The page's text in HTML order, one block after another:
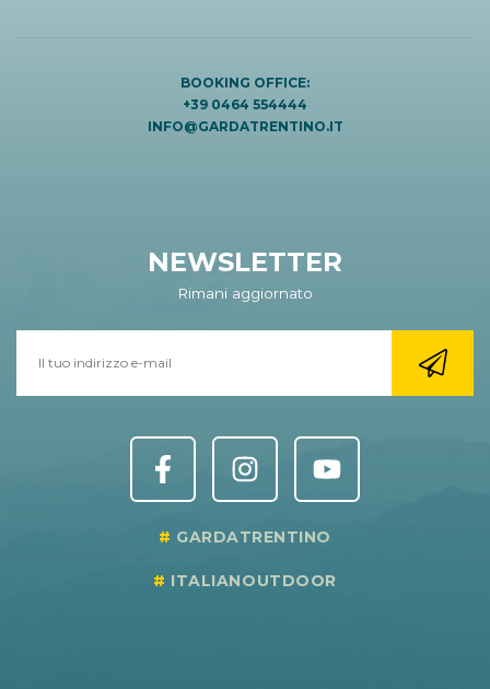
BOOKING OFFICE:
+39 0464 554444
INFO@GARDATRENTINO.IT
NEWSLETTER
Rimani aggiornato
GARDATRENTINO
ITALIANOUTDOOR